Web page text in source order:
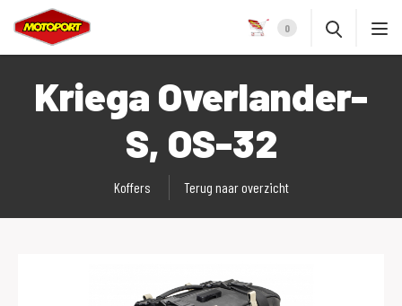
0
Kriega Overlander-
S, OS-32
Koffers Terug naar overzicht